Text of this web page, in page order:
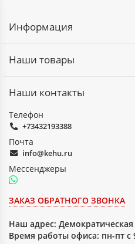
Информация
Наши товары
Наши контакты
Телефон
+73432193388
Почта
info@kehu.ru
Мессенджеры
ЗАКАЗ ОБРАТНОГО ЗВОНКА
Наш адрес:
Время работы офиса: пн-пт с